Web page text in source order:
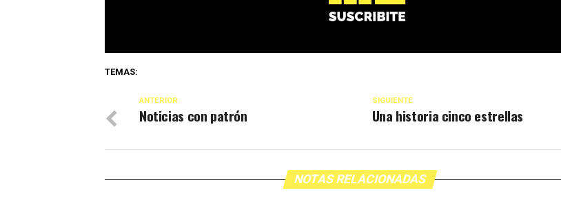
TEMAS:
SIGUIENTE
Una historia cinco estrellas
ANTERIOR
Noticias con patrón
NOTAS RELACIONADAS